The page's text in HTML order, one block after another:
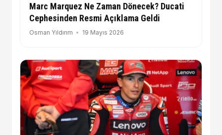
Marc Marquez Ne Zaman Dönecek? Ducati
Cephesinden Resmi Açıklama Geldi
Osman Yıldırım 19 Mayıs 2026